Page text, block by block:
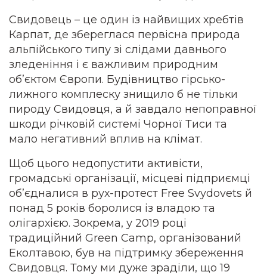
Свидовець – це один із найвищих хребтів
Карпат, де збереглася первісна природа
альпійського типу зі слідами давнього
зледеніння і є важливим природним
об’єктом Європи. Будівництво гірсько-
лижного комплеску знищило б не тільки
пироду Свидовця, а й завдало непоправної
шкоди річковій системі Чорної Тиси та
мало негативний вплив на клімат.
Щоб цього недопустити активісти,
громадські організації, місцеві підприємці
об’єдналися в рух-протест Free Svydovets й
понад 5 років боролися із владою та
олігархією. Зокрема, у 2019 році
традиційний Green Camp, організований
Еколтавою, був на підтримку збереження
Свидовця. Тому ми дуже зраділи, що 19